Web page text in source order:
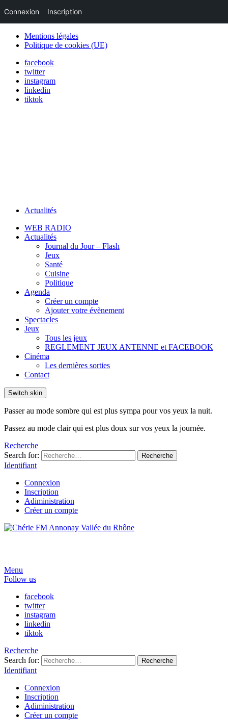
Mentions légales
Politique de cookies (UE)
facebook
twitter
instagram
linkedin
tiktok
Actualités
WEB RADIO
Actualités
Journal du Jour – Flash
Jeux
Santé
Cuisine
Politique
Agenda
Créer un compte
Ajouter votre évènement
Spectacles
Jeux
Tous les jeux
REGLEMENT JEUX ANTENNE et FACEBOOK
Cinéma
Les dernières sorties
Contact
Switch skin
Passer au mode sombre qui est plus sympa pour vos yeux la nuit.
Passez au mode clair qui est plus doux sur vos yeux la journée.
Recherche
Search for:
Recherche
Identifiant
Connexion
Inscription
Adiministration
Créer un compte
Menu
Follow us
facebook
twitter
instagram
linkedin
tiktok
Recherche
Search for:
Recherche
Identifiant
Connexion
Inscription
Adiministration
Créer un compte
Connexion Inscription